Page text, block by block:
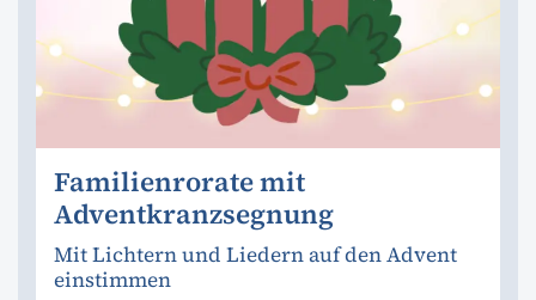
Familienrorate mit
Adventkranzsegnung
Mit Lichtern und Liedern auf den Advent
einstimmen